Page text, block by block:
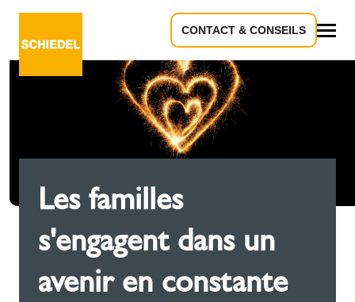
CONTACT & CONSEILS
Les familles
s'engagent dans un
avenir en constante